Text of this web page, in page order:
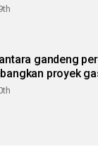
gandeng
proyek